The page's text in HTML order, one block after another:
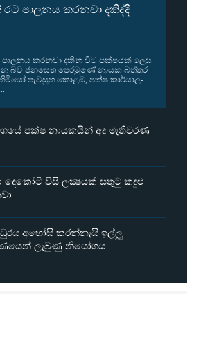
රට පාලනය කරනවා දකිද්දී
පාල­නය කර­නවා දකින විට පක්ෂ­යක් ලෙස
බව ජන­සෙත පෙර­මුණේ නායක බත්ත­ර­
පැව­සූහ.කොළඹ, පක්ෂ කාර්යා­ල­
පක්ෂ නායකයින් අද මැතිවරණ
දෙකෝටි විසි ලක්‍ෂයක් සතුටු කදුළු
ධුරය අහෝසි කරන්නැයි ඉල්ලූ
ලැබුණු නියෝගය